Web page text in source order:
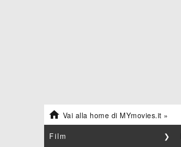
 Vai alla home di MYmovies.it »
Film ❯